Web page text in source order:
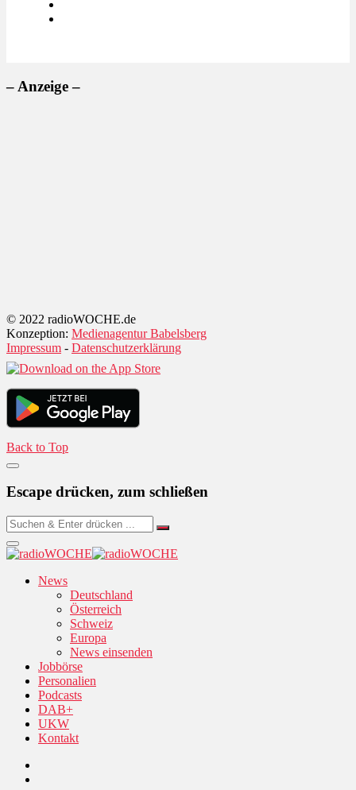
– Anzeige –
© 2022 radioWOCHE.de
Konzeption: Medienagentur Babelsberg
Impressum - Datenschutzerklärung
Back to Top
Escape drücken, zum schließen
News
Deutschland
Österreich
Schweiz
Europa
News einsenden
Jobbörse
Personalien
Podcasts
DAB+
UKW
Kontakt